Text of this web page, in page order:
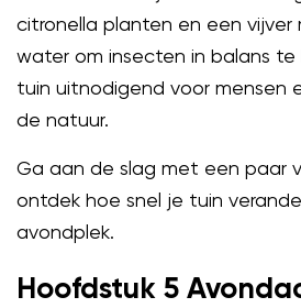
citronella planten en een vijver
water om insecten in balans
tuin uitnodigend voor mensen
de natuur.
Ga aan de slag met een paar
ontdek hoe snel je tuin
avondplek.
Hoofdstuk 5